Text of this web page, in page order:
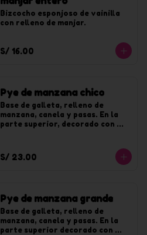
Bizcocho esponjoso de vainilla
con relleno de manjar.
S/ 16.00
Pye de manzana chico
Base de galleta, relleno de
manzana, canela y pasas. En la
parte superior, decorado con
S/ 23.00
Pye de manzana grande
Base de galleta, relleno de
manzana, canela y pasas. En la
parte superior decorado con